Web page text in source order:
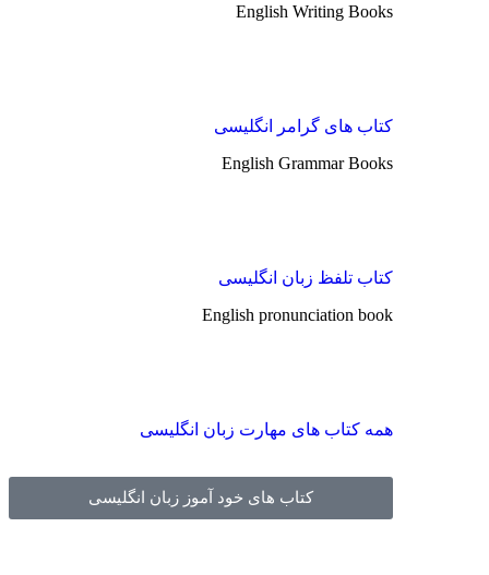
English Writing Books
کتاب های گرامر انگلیسی
English Grammar Books
کتاب تلفظ زبان انگلیسی
English pronunciation book
همه کتاب های مهارت زبان انگلیسی
کتاب های خود آموز زبان انگلیسی